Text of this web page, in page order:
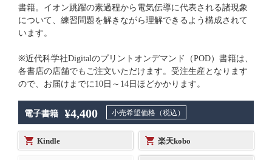
書籍。イオン跳躍の素過程から電気伝導に代表される諸現象
について、練習問題を解きながら理解できるよう構成されて
います。
※近代科学社Digitalのプリントオンデマンド（POD）書籍は、
各書店の店舗でもご注文いただけます。受注生産となります
ので、お届けまでに10日～14日ほどかかります。
電子書籍 ¥4,400 小売希望価格（税込）
Kindle 楽天kobo